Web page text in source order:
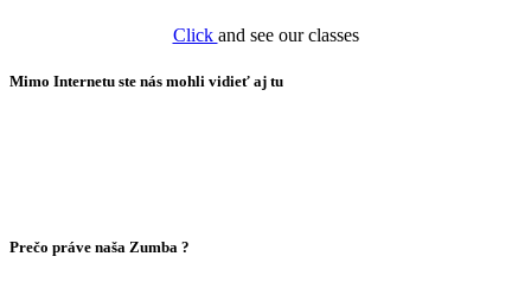
Click and see our classes
Mimo Internetu ste nás mohli vidieť aj tu
Prečo práve naša Zumba ?